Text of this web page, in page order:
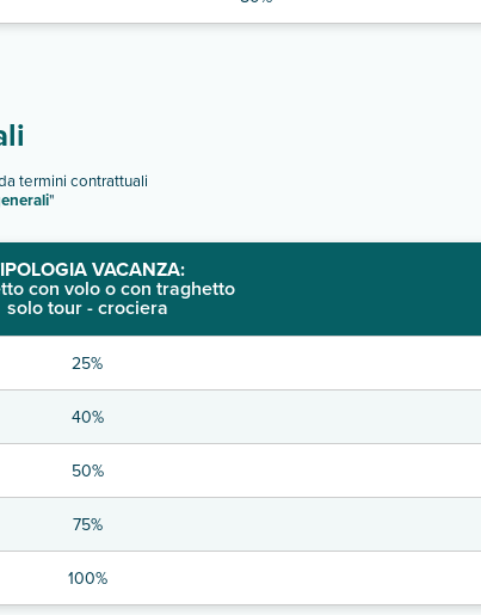
termini contrattuali
"
VACANZA:
con volo o con traghetto
solo tour - crociera
25%
40%
50%
75%
100%